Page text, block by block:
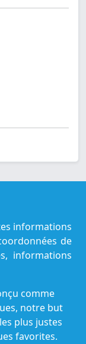
informations
de
informations
comme
notre but
plus justes
favorites.